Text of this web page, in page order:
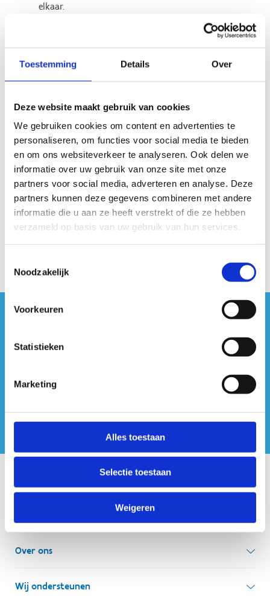
Toestemming Details Over
Deze website maakt gebruik van cookies
We gebruiken cookies om content en advertenties te
personaliseren, om functies voor social media te bieden
en om ons websiteverkeer te analyseren. Ook delen we
informatie over uw gebruik van onze site met onze
partners voor social media, adverteren en analyse. Deze
partners kunnen deze gegevens combineren met andere
informatie die u aan ze heeft verstrekt of die ze hebben
verzameld op basis van uw gebruik van hun services.
Noodzakelijk
Voorkeuren
Statistieken
Marketing
Alles toestaan
Selectie toestaan
Weigeren
elkaar.
De sporter herhaalt dit tot hij de beweging niet
meer op een correcte manier kan uitvoeren.
Scorebepaling
De schouderlenigheid wordt gescoord in centimeter
De testleider meet na elke poging de afstand tussen
de handen.
Noteer de kortste afstand van de pogingen.
Materiaal
Flexibel meetlint met 2 handvaten.
Instructievideo
Sport Vlaanderen Hoofdzetel
Simon Bolivarlaan 17
1000 Brussel
Over ons
Wie zijn we, wat doen we
Wij ondersteunen